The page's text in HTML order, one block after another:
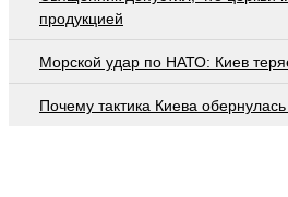
продукцией
Морской удар по НАТО: Киев
Почему тактика Киева